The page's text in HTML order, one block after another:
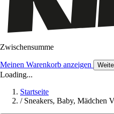
Zwischensumme
Meinen Warenkorb anzeigen
Loading...
Startseite
/ Sneakers, Baby, Mädchen